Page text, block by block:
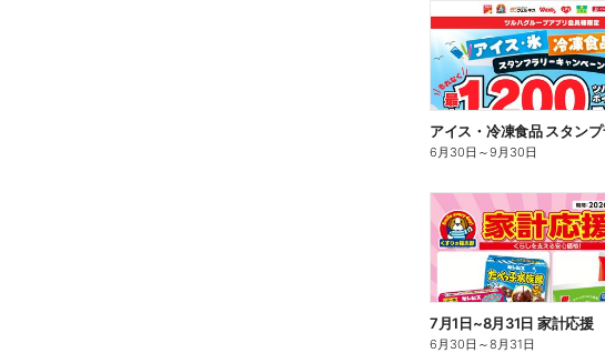
6月30日 ～9月30日
7月1日~8月31日 家計応援
6月30日 ～8月31日